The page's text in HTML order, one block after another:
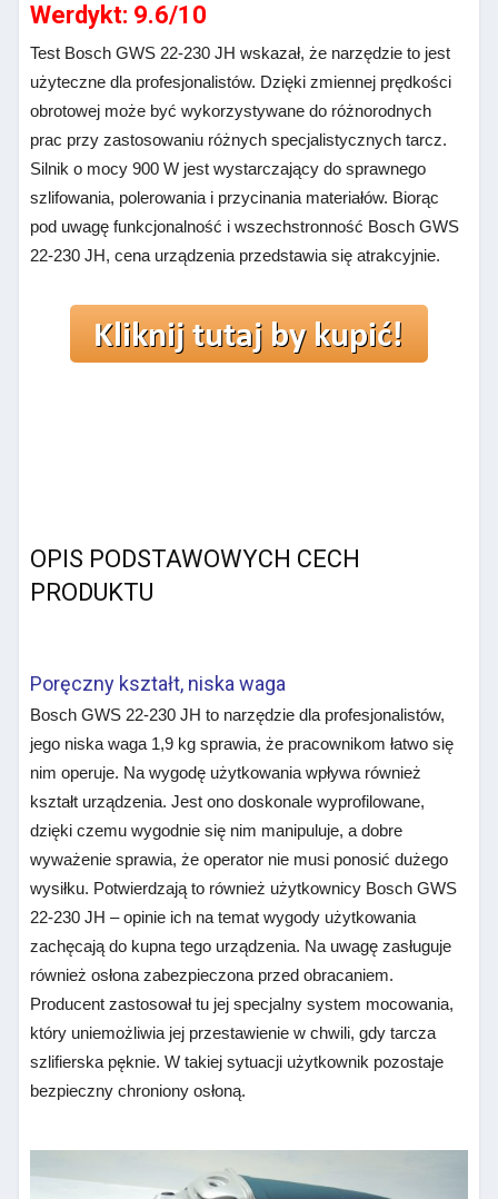
Werdykt: 9.6/10
Test Bosch GWS 22-230 JH wskazał, że narzędzie to jest
użyteczne dla profesjonalistów. Dzięki zmiennej prędkości
obrotowej może być wykorzystywane do różnorodnych
prac przy zastosowaniu różnych specjalistycznych tarcz.
Silnik o mocy 900 W jest wystarczający do sprawnego
szlifowania, polerowania i przycinania materiałów. Biorąc
pod uwagę funkcjonalność i wszechstronność Bosch GWS
22-230 JH, cena urządzenia przedstawia się atrakcyjnie.
OPIS PODSTAWOWYCH CECH
PRODUKTU
Poręczny kształt, niska waga
Bosch GWS 22-230 JH to narzędzie dla profesjonalistów,
jego niska waga 1,9 kg sprawia, że pracownikom łatwo się
nim operuje. Na wygodę użytkowania wpływa również
kształt urządzenia. Jest ono doskonale wyprofilowane,
dzięki czemu wygodnie się nim manipuluje, a dobre
wyważenie sprawia, że operator nie musi ponosić dużego
wysiłku. Potwierdzają to również użytkownicy Bosch GWS
22-230 JH – opinie ich na temat wygody użytkowania
zachęcają do kupna tego urządzenia. Na uwagę zasługuje
również osłona zabezpieczona przed obracaniem.
Producent zastosował tu jej specjalny system mocowania,
który uniemożliwia jej przestawienie w chwili, gdy tarcza
szlifierska pęknie. W takiej sytuacji użytkownik pozostaje
bezpieczny chroniony osłoną.